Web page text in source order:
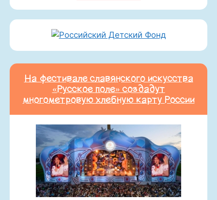
На фестивале славянского искусства
«Русское поле» создадут
многометровую хлебную карту России